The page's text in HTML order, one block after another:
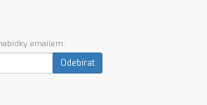
emailem:
Odebírat